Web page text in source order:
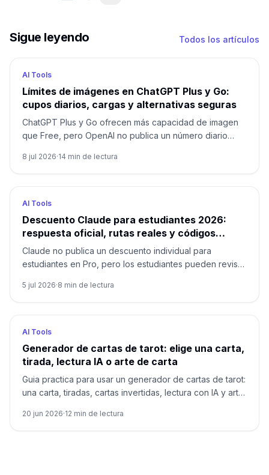
Sigue leyendo Todos los artículos
AI Tools
Límites de imágenes en ChatGPT Plus y Go:
cupos diarios, cargas y alternativas seguras
ChatGPT Plus y Go ofrecen más capacidad de imagen
que Free, pero OpenAI no publica un número diario
Projects y API.
8 jul 2026·14 min de lectura
AI Tools
Descuento Claude para estudiantes 2026:
respuesta oficial, rutas reales y códigos
falsos
Claude no publica un descuento individual para
estudiantes en Pro, pero los estudiantes pueden revisar
pago anual, programas actuales de Anthropic y
5 jul 2026·8 min de lectura
AI Tools
Generador de cartas de tarot: elige una carta,
tirada, lectura IA o arte de carta
Guia practica para usar un generador de cartas de tarot:
una carta, tiradas, cartas invertidas, lectura con IA y arte
20 jun 2026·12 min de lectura